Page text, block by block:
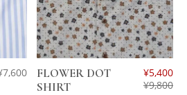
7,600
FLOWER DOT
SHIRT
¥5,400
¥9,800